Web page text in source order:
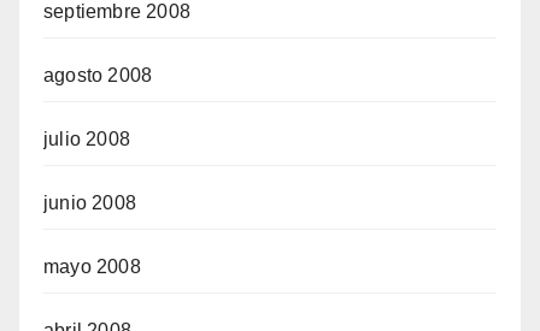
septiembre 2008
agosto 2008
julio 2008
junio 2008
mayo 2008